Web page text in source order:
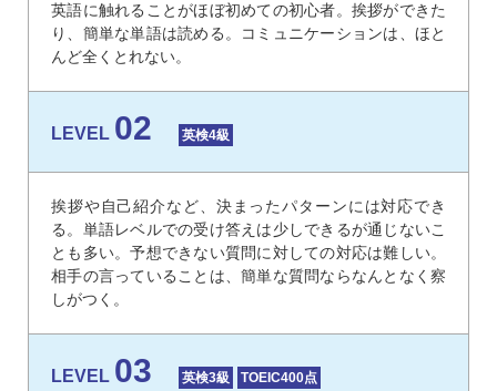
英語に触れることがほぼ初めての初心者。挨拶ができた
り、簡単な単語は読める。コミュニケーションは、ほと
んど全くとれない。
LEVEL 02 英検4級
挨拶や自己紹介など、決まったパターンには対応でき
る。単語レベルでの受け答えは少しできるが通じないこ
とも多い。予想できない質問に対しての対応は難しい。
相手の言っていることは、簡単な質問ならなんとなく察
しがつく。
LEVEL 03 英検3級 TOEIC400点